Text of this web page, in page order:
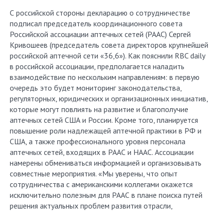
С российской стороны декларацию о сотрудничестве
подписал председатель координационного совета
Российской ассоциации аптечных сетей (РААС) Сергей
Кривошеев (председатель совета директоров крупнейшей
российской аптечной сети «36,6»). Как пояснили RBC daily
в российской ассоциации, предполагается наладить
взаимодействие по нескольким направлениям: в первую
очередь это будет мониторинг законодательства,
регуляторных, юридических и организационных инициатив,
которые могут повлиять на развитие и благополучие
аптечных сетей США и России. Кроме того, планируется
повышение роли надлежащей аптечной практики в РФ и
США, а также профессионального уровня персонала
аптечных сетей, входящих в РААС и НААС. Ассоциации
намерены обмениваться информацией и организовывать
совместные мероприятия. «Мы уверены, что опыт
сотрудничества с американскими коллегами окажется
исключительно полезным для РААС в плане поиска путей
решения актуальных проблем развития отрасли,